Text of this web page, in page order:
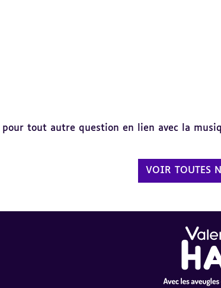
tout autre question en lien avec la
VOIR TOUTES